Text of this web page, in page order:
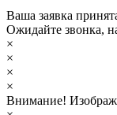
Ваша заявка
Ожидайте звонка,
×
×
×
×
Внимание!